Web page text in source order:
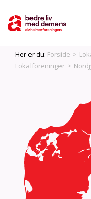
Her er du: Forside >
Lokalforeninger >